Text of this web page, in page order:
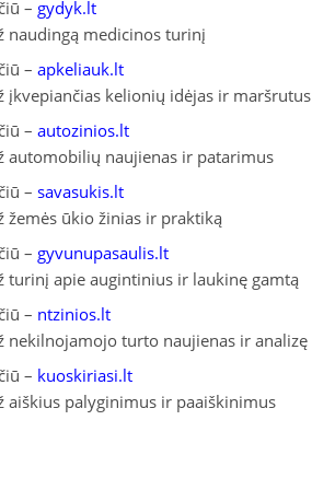
– gydyk.lt
naudingą medicinos turinį
– apkeliauk.lt
įkvepiančias kelionių idėjas ir maršrutus
– autozinios.lt
automobilių naujienas ir patarimus
– savasukis.lt
žemės ūkio žinias ir praktiką
– gyvunupasaulis.lt
turinį apie augintinius ir laukinę gamtą
– ntzinios.lt
nekilnojamojo turto naujienas ir analizę
– kuoskiriasi.lt
aiškius palyginimus ir paaiškinimus